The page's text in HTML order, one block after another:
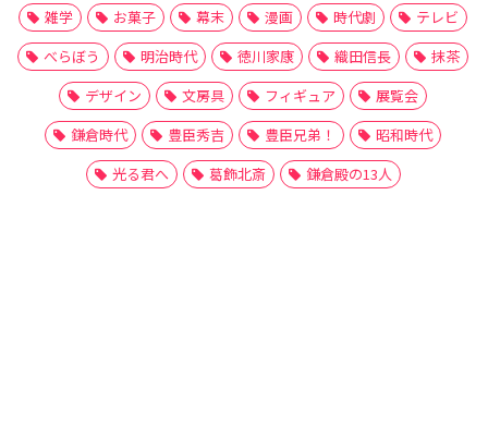
雑学
お菓子 幕末 漫画 時代劇
テレビ
べらぼう
明治時代 徳川家康 織田信長
抹茶
デザイン
文房具 フィギュア
展覧会
鎌倉時代
豊臣秀吉 豊臣兄弟！
昭和時代
光る君へ
葛飾北斎 鎌倉殿の13人